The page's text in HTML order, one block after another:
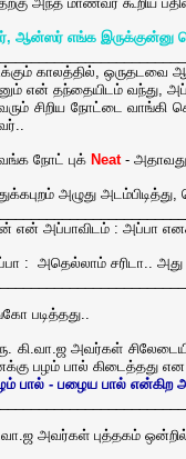
ஆன்ஸர் எங்க இருக்குன்னு
காலத்தில், ஒருதடவை
என் தந்தையிடம் வந்து,
சிறிய நோட்டை வாங்கி
நோட் புக் Neat-
அழுது
என் அப்பாவிடம் : அப்பா
: அதெல்லாம் சரிடா..
படித்தது..
கி.வா.ஜ அவர்கள்
பழம் பால் கிடைத்தது என
பால் - பழைய பால் என்கிற
அவர்கள் புத்தகம் ஒன்றில்